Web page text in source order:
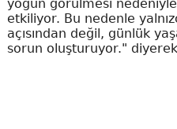
yoğun görülmesi
etkiliyor. Bu nedenle
açısından değil, günlük
sorun oluşturuyor."